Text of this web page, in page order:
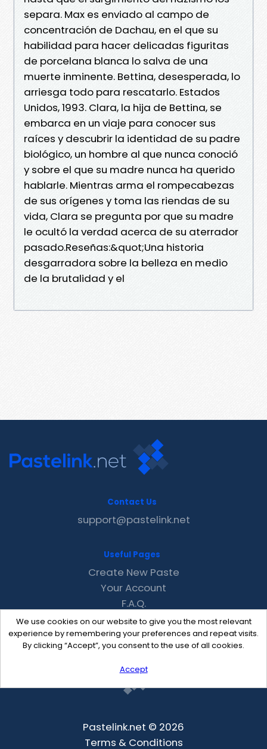
separa. Max es enviado al campo de
concentración de Dachau, en el que su
habilidad para hacer delicadas figuritas
de porcelana blanca lo salva de una
muerte inminente. Bettina, desesperada, lo
arriesga todo para rescatarlo. Estados
Unidos, 1993. Clara, la hija de Bettina, se
embarca en un viaje para conocer sus
raíces y descubrir la identidad de su padre
biológico, un hombre al que nunca conoció
y sobre el que su madre nunca ha querido
hablarle. Mientras arma el rompecabezas
de sus orígenes y toma las riendas de su
vida, Clara se pregunta por que su madre
le ocultó la verdad acerca de su aterrador
pasado.Reseñas:&quot;Una historia
desgarradora sobre la belleza en medio
de la brutalidad y el
We use cookies on our website to give you the most relevant
experience by remembering your preferences and repeat visits.
By clicking “Accept”, you consent to the use of all cookies.
Accept
Contact Us
support@pastelink.net
Useful Pages
Create New Paste
Your Account
F.A.Q.
Recent
Contact
Pastelink.net © 2026
Terms & Conditions